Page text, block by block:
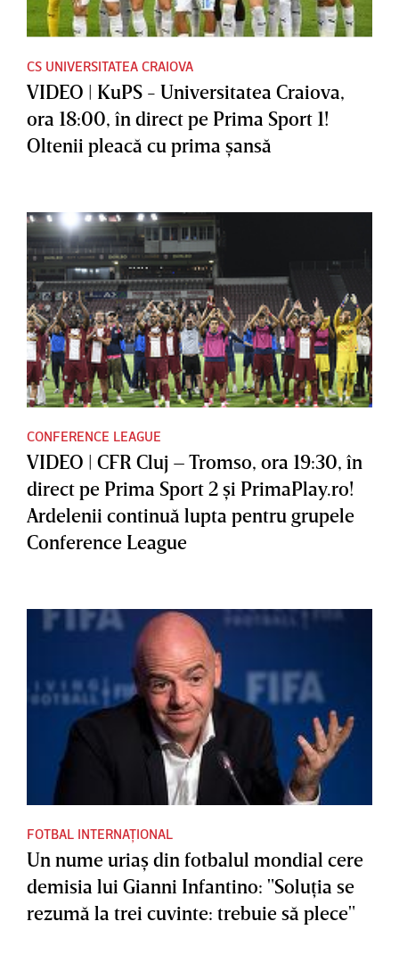
CS UNIVERSITATEA CRAIOVA
VIDEO | KuPS - Universitatea Craiova,
ora 18:00, în direct pe Prima Sport 1!
Oltenii pleacă cu prima şansă
CONFERENCE LEAGUE
VIDEO | CFR Cluj – Tromso, ora 19:30, în
direct pe Prima Sport 2 şi PrimaPlay.ro!
Ardelenii continuă lupta pentru grupele
Conference League
FOTBAL INTERNAȚIONAL
Un nume uriaş din fotbalul mondial cere
demisia lui Gianni Infantino: "Soluţia se
rezumă la trei cuvinte: trebuie să plece"